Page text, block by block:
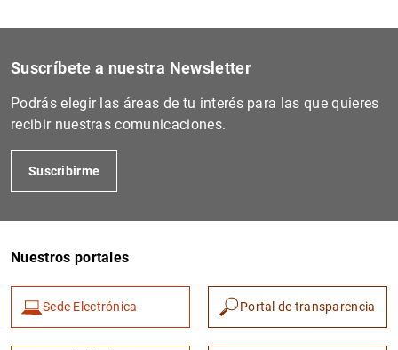
Suscríbete a nuestra Newsletter
Podrás elegir las áreas de tu interés para las que quieres
recibir nuestras comunicaciones.
Suscribirme
Nuestros portales
Sede Electrónica Portal de transparencia